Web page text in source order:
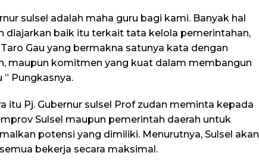
sulsel adalah maha guru bagi kami. Banyak hal
diajarkan baik itu terkait tata kelola pemerintahan,
Gau yang bermakna satunya kata dengan
maupun komitmen yang kuat dalam membangun
” Pungkasnya.
itu Pj. Gubernur sulsel Prof zudan meminta kepada
Sulsel maupun pemerintah daerah untuk
potensi yang dimiliki. Menurutnya, Sulsel akan
bekerja secara maksimal.